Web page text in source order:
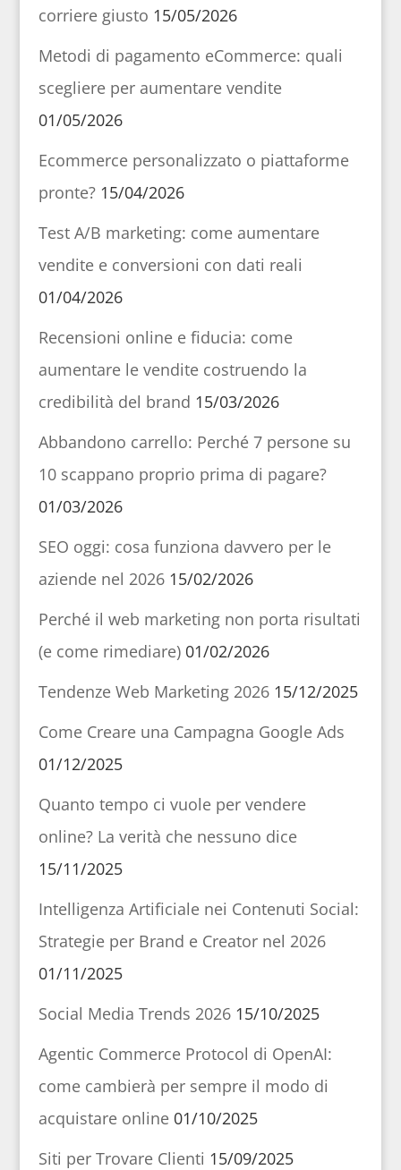
corriere giusto 15/05/2026
Metodi di pagamento eCommerce: quali
scegliere per aumentare vendite
01/05/2026
Ecommerce personalizzato o piattaforme
pronte? 15/04/2026
Test A/B marketing: come aumentare
vendite e conversioni con dati reali
01/04/2026
Recensioni online e fiducia: come
aumentare le vendite costruendo la
credibilità del brand 15/03/2026
Abbandono carrello: Perché 7 persone su
10 scappano proprio prima di pagare?
01/03/2026
SEO oggi: cosa funziona davvero per le
aziende nel 2026 15/02/2026
Perché il web marketing non porta risultati
(e come rimediare) 01/02/2026
Tendenze Web Marketing 2026 15/12/2025
Come Creare una Campagna Google Ads
01/12/2025
Quanto tempo ci vuole per vendere
online? La verità che nessuno dice
15/11/2025
Intelligenza Artificiale nei Contenuti Social:
Strategie per Brand e Creator nel 2026
01/11/2025
Social Media Trends 2026 15/10/2025
Agentic Commerce Protocol di OpenAI:
come cambierà per sempre il modo di
acquistare online 01/10/2025
Siti per Trovare Clienti 15/09/2025